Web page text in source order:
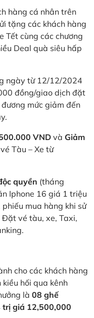
hàng cá nhân trên
tặng các khách hàng
Tết cùng các chương
Deal quà siêu hấp
ngày từ 12/12/2024
đồng/giao dịch đặt
mức giảm đến
VND và Giảm
Tàu – Xe từ
quyền (tháng
Iphone 16 giá 1 triệu
mua hàng khi sử
vé tàu, xe, Taxi,
cho các khách hàng
hối qua kênh
là 08 ghế
trị giá 12,500,000